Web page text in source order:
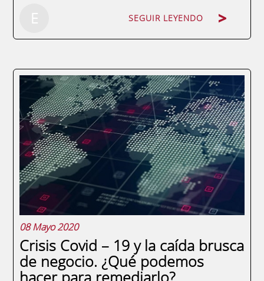
E SEGUIR LEYENDO
En un momento en el que a nivel mundial
nos encontramos luchando contra la
pandemia del COVID-19, las empresas y
administraciones públicas se convierten
más que nunca en actores claves de
nuestra economía. La responsabilidad
social consiste en...
08 Mayo 2020
Crisis Covid – 19 y la caída brusca
de negocio. ¿Qué podemos
hacer para remediarlo?